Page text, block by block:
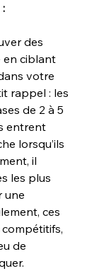
des
en ciblant
votre
rappel : les
de 2 à 5
entrent
lorsqu’ils
il
les plus
une
ces
de